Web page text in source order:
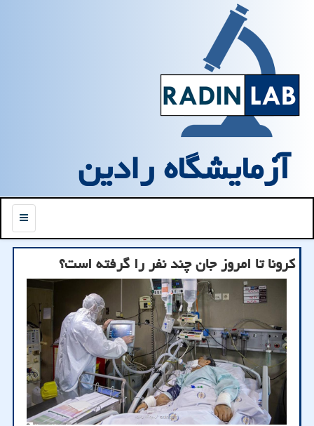
آزمایشگاه رادین
منو
کرونا تا امروز جان چند نفر را گرفته است؟